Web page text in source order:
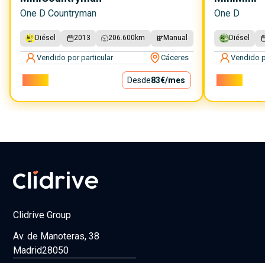
One D Countryman
Diésel 2013 206.600 km Manual
Vendido por particular Cáceres
Desde83€/mes
One D
Diésel
Vendido
Clidrive Group
Av. de Manoteras, 38
Madrid28050